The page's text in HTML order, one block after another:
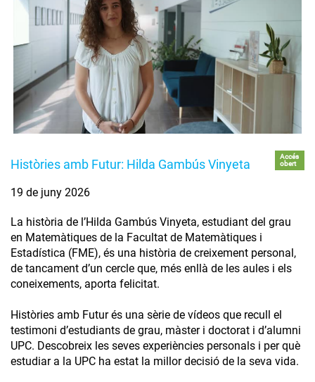
Històries amb Futur: Hilda Gambús Vinyeta
Accés
obert
19 de juny 2026
La història de l’Hilda Gambús Vinyeta, estudiant del grau
en Matemàtiques de la Facultat de Matemàtiques i
Estadística (FME), és una història de creixement personal,
de tancament d’un cercle que, més enllà de les aules i els
coneixements, aporta felicitat.
Històries amb Futur és una sèrie de vídeos que recull el
testimoni d’estudiants de grau, màster i doctorat i d’alumni
UPC. Descobreix les seves experiències personals i per què
estudiar a la UPC ha estat la millor decisió de la seva vida.